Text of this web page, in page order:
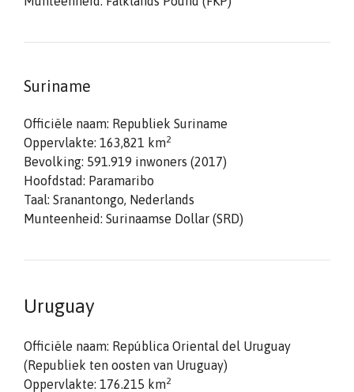
Suriname
Officiële naam: Republiek Suriname
Oppervlakte: 163,821 km2
Bevolking: 591.919 inwoners (2017)
Hoofdstad: Paramaribo
Taal: Sranantongo, Nederlands
Munteenheid: Surinaamse Dollar (SRD)
Uruguay
Officiële naam: República Oriental del Uruguay
(Republiek ten oosten van Uruguay)
Oppervlakte: 176.215 km2